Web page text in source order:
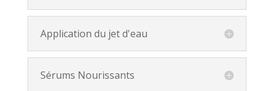
Application du jet d'eau
Sérums Nourissants